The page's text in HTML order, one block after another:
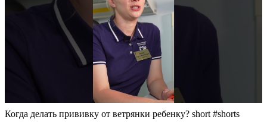
Когда делать прививку от ветрянки ребенку? short #shorts